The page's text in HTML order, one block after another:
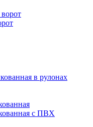
в рулонах
с ПВХ